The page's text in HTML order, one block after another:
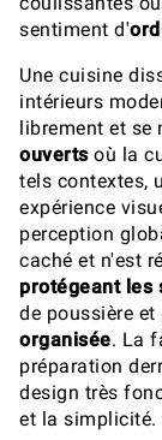
sentiment d'
Une cuisine
intérieurs
librement et se
ouvertsoù la
tels contextes,
expérience
perception
caché et n'est
protégeant les
de poussière
organisée. La
préparation
design très
et la simplicité.